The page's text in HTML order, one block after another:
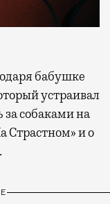
устраивал
за собаками на
Страстном» и о